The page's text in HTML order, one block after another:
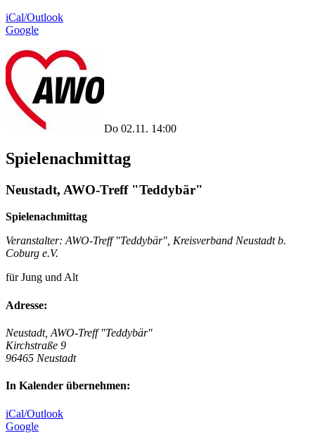
iCal/Outlook
Google
Do 02.11. 14:00
Spielenachmittag
Neustadt, AWO-Treff "Teddybär"
Spielenachmittag
Veranstalter: AWO-Treff "Teddybär", Kreisverband Neustadt b.
Coburg e.V.
für Jung und Alt
Adresse:
Neustadt, AWO-Treff "Teddybär"
Kirchstraße 9
96465 Neustadt
In Kalender übernehmen:
iCal/Outlook
Google